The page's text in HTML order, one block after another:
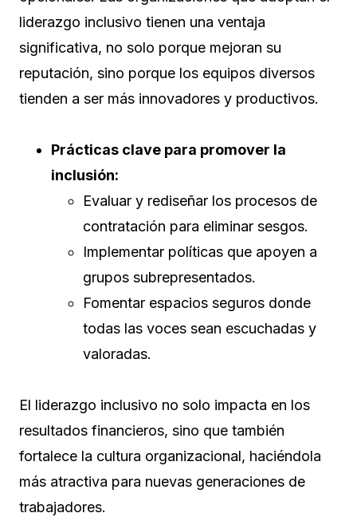
liderazgo inclusivo tienen una ventaja
significativa, no solo porque mejoran su
reputación, sino porque los equipos diversos
tienden a ser más innovadores y productivos.
Prácticas clave para promover la
inclusión:
Evaluar y rediseñar los procesos de
contratación para eliminar sesgos.
Implementar políticas que apoyen a
grupos subrepresentados.
Fomentar espacios seguros donde
todas las voces sean escuchadas y
valoradas.
El liderazgo inclusivo no solo impacta en los
resultados financieros, sino que también
fortalece la cultura organizacional, haciéndola
más atractiva para nuevas generaciones de
trabajadores.